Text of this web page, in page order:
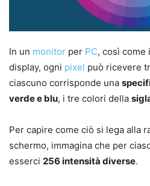
In un monitor per PC, così come
display, ogni pixel può ricevere
ciascuno corrisponde una
verde e blu, i tre colori della
Per capire come ciò si lega alla
schermo, immagina che per
esserci 256 intensità diverse.